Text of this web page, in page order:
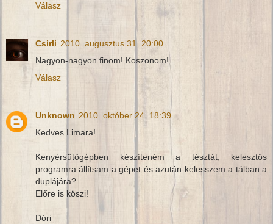
Válasz
Csirli 2010. augusztus 31. 20:00
Nagyon-nagyon finom! Koszonom!
Válasz
Unknown 2010. október 24. 18:39
Kedves Limara!
Kenyérsütőgépben készíteném a tésztát, kelesztős
programra állítsam a gépet és azután kelesszem a tálban a
duplájára?
Előre is köszi!
Dóri